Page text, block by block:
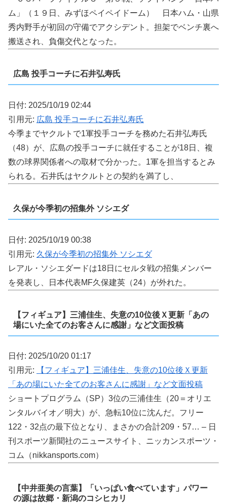
ム」（１９日、みずほペイペイドーム） 日本ハム・山県
秀内野手が初回の守備でアクシデント。担架でベンチ裏へ
搬送され、負傷交代となった。
広島 投手コーチに石井弘寿氏
日付: 2025/10/19 02:44
引用元: 広島 投手コーチに石井弘寿氏
今季までヤクルトで1軍投手コーチを務めた石井弘寿氏
（48）が、広島の投手コーチに就任することが18日、複
数の球界関係者への取材で分かった。1軍を担当するとみ
られる。石井氏はヤクルトとの契約を満了し、
久保が今季初の招集外 ソシエダ
日付: 2025/10/19 00:38
引用元: 久保が今季初の招集外 ソシエダ
レアル・ソシエダードは18日にセルタ戦の招集メンバー
を発表し、日本代表MF久保建英（24）が外れた。
【フィギュア】三浦佳生、失意の10位後Ｘ更新「あの
場にいた全てのお客さんに感謝」など文面投稿
日付: 2025/10/20 01:17
引用元:
【フィギュア】三浦佳生、失意の10位後Ｘ更新
「あの場にいた全てのお客さんに感謝」など文面投稿
ショートプログラム（SP）3位の三浦佳生（20＝オリエ
ンタルバイオ／明大）が、急転10位に沈んだ。フリー
122・32点の最下位となり、まさかの合計209・57… – 日
刊スポーツ新聞社のニュースサイト、ニッカンスポーツ・
コム（nikkansports.com）
【中井亜美の言葉】「いっぱい食べています」パワー
の源は故郷・新潟のコシヒカリ